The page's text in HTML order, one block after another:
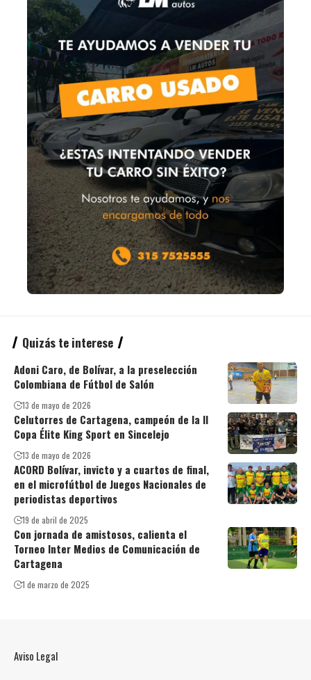
Quizás te interese
Adoni Caro, de Bolívar, a la preselección
Colombiana de Fútbol de Salón
13 de mayo de 2026
Celutorres de Cartagena, campeón de la II
Copa Élite King Sport en Sincelejo
13 de mayo de 2026
ACORD Bolívar, invicto y a cuartos de final,
en el microfútbol de Juegos Nacionales de
periodistas deportivos
19 de abril de 2025
Con jornada de amistosos, calienta el
Torneo Inter Medios de Comunicación de
Cartagena
1 de marzo de 2025
Aviso Legal